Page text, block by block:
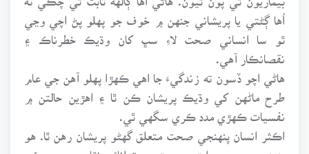
اُها ڳڻتي يا پريشاني جنهن ۾ خوف جو پهلو پڻ اچي وڃي
ٿو سا انساني صحت لاءِ سڀ کان وڌيڪ خطرناڪ ۽
نقصانڪار آهي.
هاڻي اچو ڏسون ته زندگيءَ جا اهي ڪهڙا پهلو آهن جي عام
طرح ماڻهن کي وڌيڪ پريشان ڪن ٿا ۽ اهڙين حالتن ۾
نفسيات ڪهڙي مدد ڪري سگهي ٿي.
اڪثر انسان پنهنجي صحت متعلق گهڻو پريشان رهن ٿا. هو
پنهنجي جسم ۾ ايتري چستي ۽ توانائي نٿا محسوس ڪن